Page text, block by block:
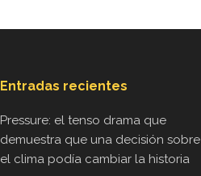
Entradas recientes
Pressure: el tenso drama que
demuestra que una decisión sobre
el clima podía cambiar la historia